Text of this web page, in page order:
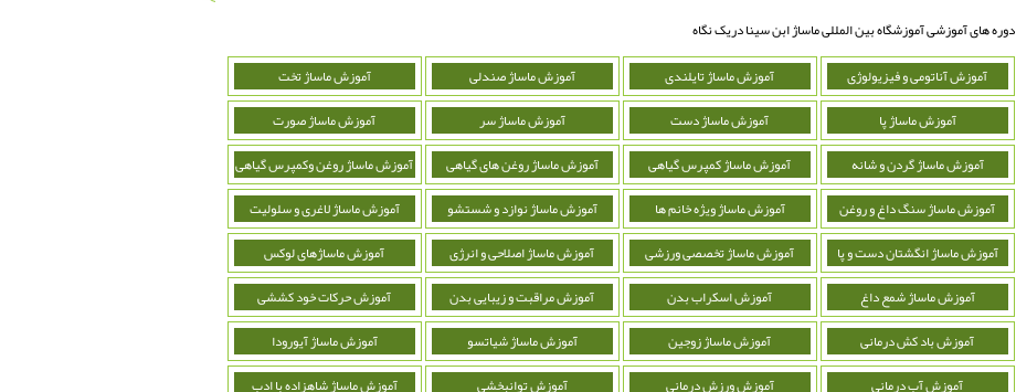
دوره های آموزشی آموزشگاه بین المللی ماساژ ابن سینا دریک نگاه
آموزش آناتومی و فیزیولوژی
آموزش ماساژ تایلندی آموزش ماساژ صندلی
آموزش ماساژ تخت
آموزش ماساژ پا
آموزش ماساژ دست آموزش ماساژ سر
آموزش ماساژ صورت
آموزش ماساژ گردن و شانه
آموزش ماساژ کمپرس گیاهی آموزش ماساژ روغن های گیاهی
آموزش ماساژ روغن وکمپرس گیاهی
آموزش ماساژ سنگ داغ و روغن
آموزش ماساژ ویژه خانم ها آموزش ماساژ نوازد و شستشو
آموزش ماساژ لاغری و سلولیت
آموزش ماساژ انگشتان دست و پا
آموزش ماساژ تخصصی ورزشی آموزش ماساژ اصلاحی و انرژی
آموزش ماساژهای لوکس
آموزش ماساژ شمع داغ
آموزش اسکراب بدن آموزش مراقبت و زیبایی بدن
آموزش حرکات خود کششی
آموزش باد کش درمانی
آموزش ماساژ زوجین آموزش ماساژ شیاتسو
آموزش ماساژ آیورودا
آموزش آب درمانی
آموزش ورزش درمانی آموزش توانبخشی آموزش ماساژ شاهزاده با ادب